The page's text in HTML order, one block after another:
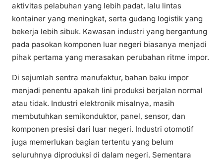
aktivitas pelabuhan yang lebih padat, lalu lintas
kontainer yang meningkat, serta gudang logistik yang
bekerja lebih sibuk. Kawasan industri yang bergantung
pada pasokan komponen luar negeri biasanya menjadi
pihak pertama yang merasakan perubahan ritme impor.
Di sejumlah sentra manufaktur, bahan baku impor
menjadi penentu apakah lini produksi berjalan normal
atau tidak. Industri elektronik misalnya, masih
membutuhkan semikonduktor, panel, sensor, dan
komponen presisi dari luar negeri. Industri otomotif
juga memerlukan bagian tertentu yang belum
seluruhnya diproduksi di dalam negeri. Sementara